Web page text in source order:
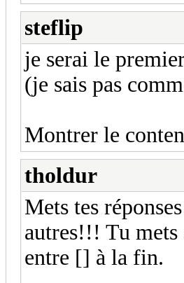
steflip
je serai le
(je sais pas
Montrer le
tholdur
Mets tes
autres!!! Tu
entre [] à la fin.